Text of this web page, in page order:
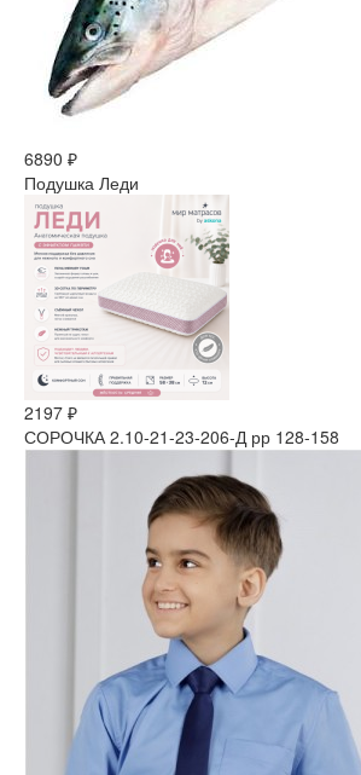
6890 ₽
Подушка Леди
2197 ₽
СОРОЧКА 2.10-21-23-206-Д рр 128-158